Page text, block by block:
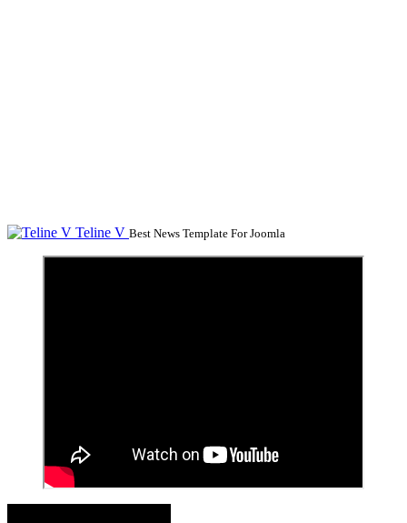
Teline V Best News Template For Joomla